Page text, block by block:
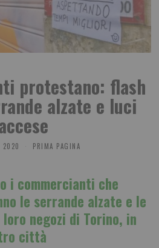
protestano: flash
alzate e luci
2020 PRIMA PAGINA
i commercianti che
le serrande alzate e le
negozi di Torino, in
città